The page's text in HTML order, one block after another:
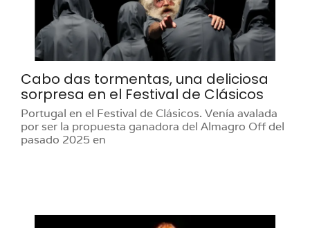
Cabo das tormentas, una deliciosa
sorpresa en el Festival de Clásicos
Portugal en el Festival de Clásicos. Venía avalada
por ser la propuesta ganadora del Almagro Off del
pasado 2025 en